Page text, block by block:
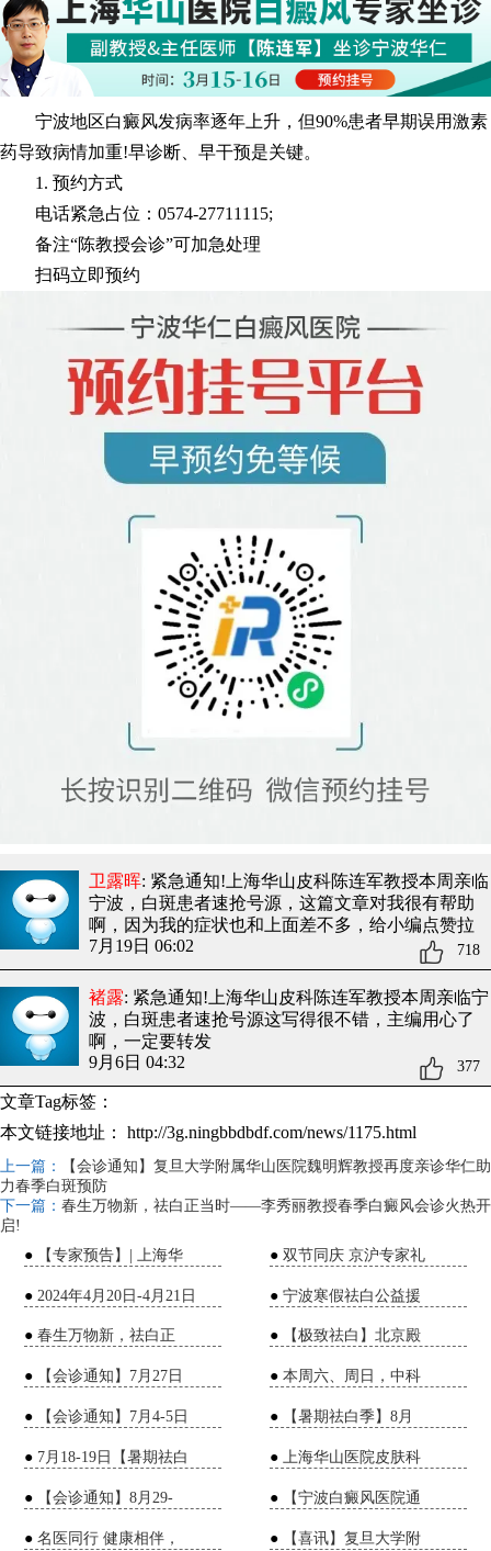
宁波地区白癜风发病率逐年上升，但90%患者早期误用激素
药导致病情加重!早诊断、早干预是关键。
1. 预约方式
电话紧急占位：0574-27711115;
备注“陈教授会诊”可加急处理
扫码立即预约
卫露晖: 紧急通知!上海华山皮科陈连军教授本周亲临
宁波，白斑患者速抢号源，这篇文章对我很有帮助
啊，因为我的症状也和上面差不多，给小编点赞拉
7月19日 06:02
718
褚露: 紧急通知!上海华山皮科陈连军教授本周亲临宁
波，白斑患者速抢号源这写得很不错，主编用心了
啊，一定要转发
9月6日 04:32
377
文章Tag标签：
本文链接地址：
http://3g.ningbbdbdf.com/news/1175.html
上一篇：
【会诊通知】复旦大学附属华山医院魏明辉教授再度亲诊华仁助
力春季白斑预防
下一篇： 春生万物新，祛白正当时——李秀丽教授春季白癜风会诊火热开
启!
●
【专家预告】| 上海华 ●双节同庆 京沪专家礼
● 2024年4月20日-4月21日 ●宁波寒假祛白公益援
●春生万物新，祛白正 ● 【极致祛白】北京殿
● 【会诊通知】7月27日 ●本周六、周日，中科
● 【会诊通知】7月4-5日 ● 【暑期祛白季】8月
● 7月18-19日【暑期祛白 ●上海华山医院皮肤科
● 【会诊通知】8月29- ● 【宁波白癜风医院通
●名医同行 健康相伴， ● 【喜讯】复旦大学附